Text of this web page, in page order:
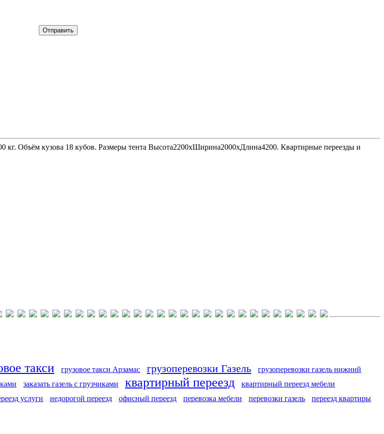
кг. Объём кузова 18 кубов. Размеры тента Высота2200хШирина2000хДлина4200. Квартирные переезды и
такси грузовое такси Арзамас грузоперевозки Газель
грузоперевозки газель нижний
заказать газель с грузчиками квартирный переезд квартирный переезд мебели
услуги недорогой переезд офисный переезд перевозка мебели перевозки газель переезд квартиры